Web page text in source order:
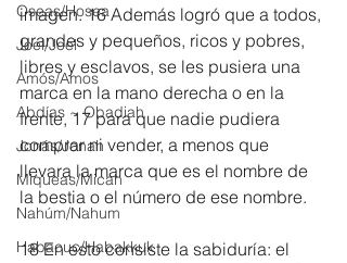
Oseas/Hosea
Joel/Joel
Amós/Amos
Abdías ~ Obadiah
Jonás/Jonah
Miqueas/Micah
Nahúm/Nahum
Habacuc/Habakkuk
imagen. 16 Además logró que a todos,
grandes y pequeños, ricos y pobres,
libres y esclavos, se les pusiera una
marca en la mano derecha o en la
frente, 17 para que nadie pudiera
comprar ni vender, a menos que
llevara la marca que es el nombre de
la bestia o el número de ese nombre.
18 En esto consiste la sabiduría: el